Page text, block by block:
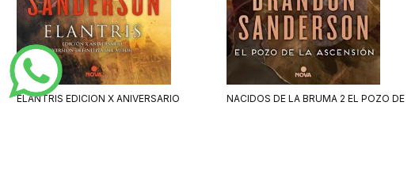
ELANTRIS EDICION X ANIVERSARIO
NACIDOS DE LA BRUMA 2 EL POZO DE